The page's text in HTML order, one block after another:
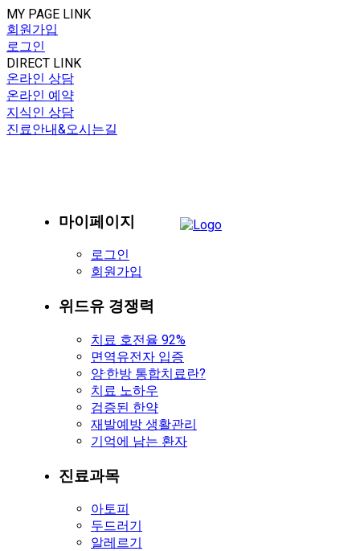
MY PAGE LINK
회원가입
로그인
DIRECT LINK
온라인 상담
온라인 예약
지식인 상담
진료안내&오시는길
마이페이지
로그인
회원가입
위드유 경쟁력
치료 호전율 92%
면역유전자 입증
양·한방 통합치료란?
치료 노하우
검증된 한약
재발예방 생활관리
기억에 남는 환자
진료과목
아토피
두드러기
알레르기